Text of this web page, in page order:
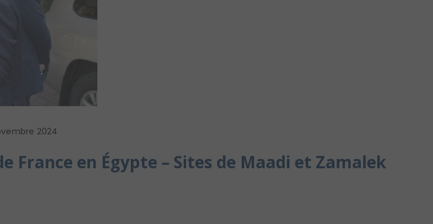
2024
France en Égypte – Sites de Maadi et Zamalek